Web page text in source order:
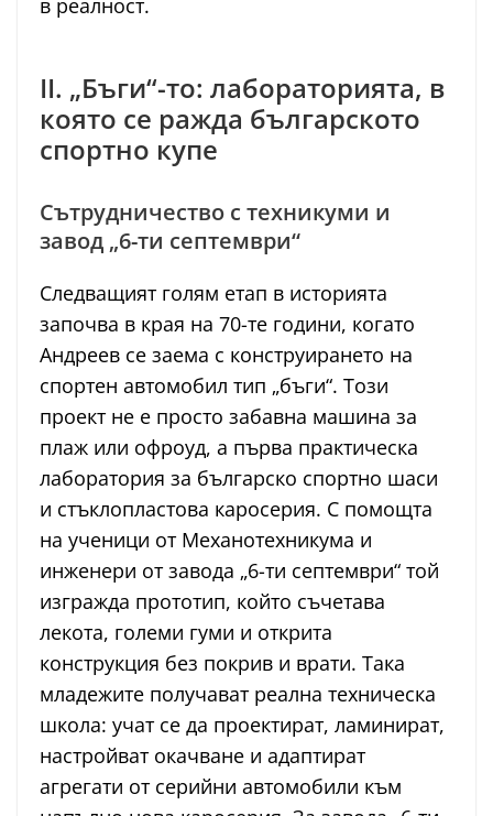
в реалност.
II. „Бъги“-то: лабораторията, в
която се ражда българското
спортно купе
Сътрудничество с техникуми и
завод „6-ти септември“
Следващият голям етап в историята
започва в края на 70-те години, когато
Андреев се заема с конструирането на
спортен автомобил тип „бъги“. Този
проект не е просто забавна машина за
плаж или офроуд, а първа практическа
лаборатория за българско спортно шаси
и стъклопластова каросерия. С помощта
на ученици от Механотехникума и
инженери от завода „6-ти септември“ той
изгражда прототип, който съчетава
лекота, големи гуми и открита
конструкция без покрив и врати. Така
младежите получават реална техническа
школа: учат се да проектират, ламинират,
настройват окачване и адаптират
агрегати от серийни автомобили към